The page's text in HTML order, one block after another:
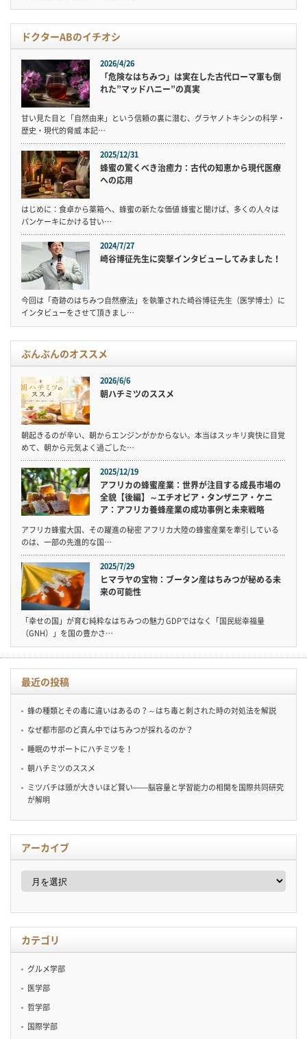
ドクターABのイチオシ
2026/4/26
「危険なはちみつ」は実在した古代ローマ軍も倒
れた”マッドハニー”の真実
甘い見た目と「自然由来」という信頼の裏に潜む、グラヤノトキシンの科学・
歴史・現代的脅威 本記…
2025/12/31
蜂蜜の驚くべき治癒力：古代の知恵から現代医療
への応用
はじめに：食卓から薬箱へ、蜂蜜の新たな価値 蜂蜜と聞けば、多くの人々は
パンケーキにかける甘い…
2024/7/27
崎谷博征先生に突撃インタビューしてみました！
今回は「奇跡のはちみつ自然療法」を執筆された崎谷博征先生（医学博士）に
インタビューをさせて頂きまし…
ぶんぶんのオススメ
2026/6/6
朝ハチミツのススメ
朝起きるのが辛い、朝からエンジンがかからない。本当はスッキリ爽快に目覚
めて、朝から元気よく過ごした…
2025/12/19
アフリカの蜂蜜産業：世界が注目する成長市場の
全貌【後編】～エチオピア・タンザニア・ケニ
ア：アフリカ養蜂産業の成功事例と未来戦略
アフリカ蜂蜜大国、その躍進の秘密 アフリカ大陸の蜂蜜産業を牽引している
のは、一部の先進的な国…
2025/7/29
ヒマラヤの宝物：ブータン産はちみつが秘める未
来の可能性
「幸せの国」が育む純粋なはちみつの魅力 GDPではなく「国民総幸福量
（GNH）」を国の豊かさ…
最近の投稿
蜂の種類とその毒に違いはあるの？～はち毒と刺された時の対処法を解説
なぜ都市部のど真ん中ではちみつが採れるのか？
睡眠のサポートにハチミツを！
朝ハチミツのススメ
ミツバチは頭が大きいほど賢い——脳容量と学習能力の相関を国際共同研究
が解明
アーカイブ
ア
イ
カテゴリ
グルメ学部
医学部
哲学部
国際学部